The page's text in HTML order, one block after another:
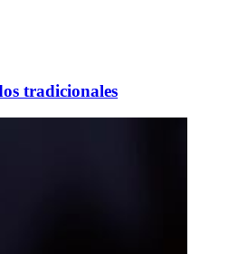
tradicionales